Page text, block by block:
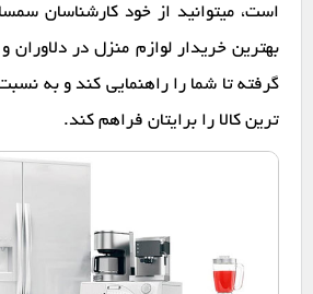
است، میتوانید از خود کارشناسان
بهترین خریدار لوازم منزل در
گرفته تا شما را راهنمایی کند و به
ترین کالا را برایتان فراهم کند.